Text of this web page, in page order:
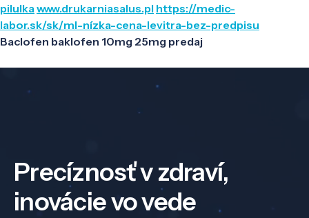
pilulkawww.drukarniasalus.pl https://medic-
labor.sk/sk/ml-nízka-cena-levitra-bez-predpisu
Baclofen baklofen 10mg 25mg predaj
Precíznosť v zdraví,
inovácie vo vede